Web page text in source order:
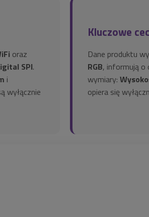
oraz
SPI.
i
wyłącznie
Kluczowe
Dane produktu
RGB, informują o
wymiary:
opiera się